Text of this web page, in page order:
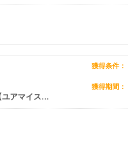
ハウスクリーニングはプロにおまかせ【ユアマイスター】（リピートOK）
獲得条件
獲得期間